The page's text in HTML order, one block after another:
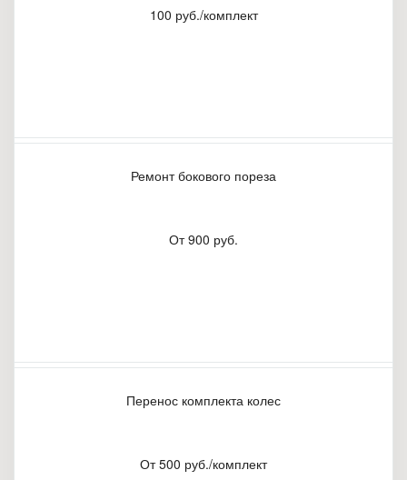
100 руб./комплект
Ремонт бокового пореза
От 900 руб.
Перенос комплекта колес
От 500 руб./комплект